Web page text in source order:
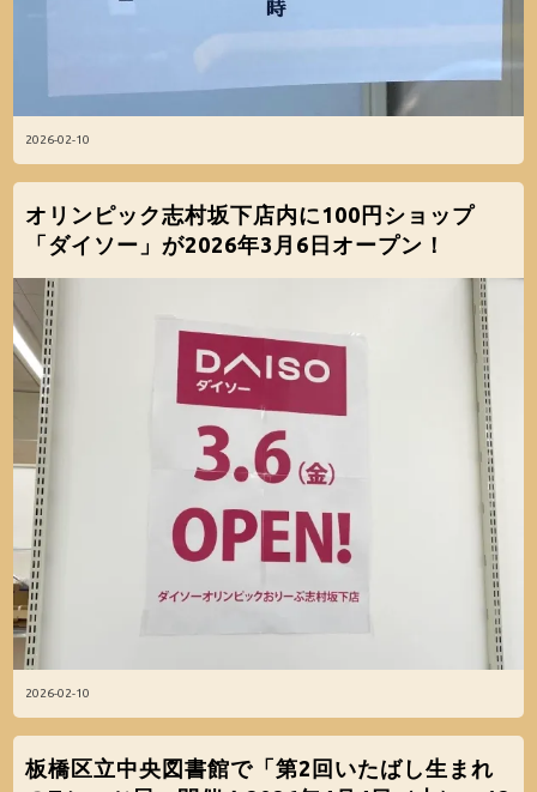
2026-02-10
2026-02-10
オリンピック志村坂下店内に100円ショップ
「ダイソー」が2026年3月6日オープン！
板橋区立中央図書館で「第2回いたばし生まれ